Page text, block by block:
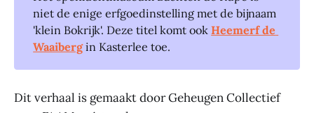
niet de enige erfgoedinstelling met de bijnaam
'klein Bokrijk'. Deze titel komt ookHeemerf de
Waaibergin Kasterlee toe.
Dit verhaal is gemaakt door Geheugen Collectief